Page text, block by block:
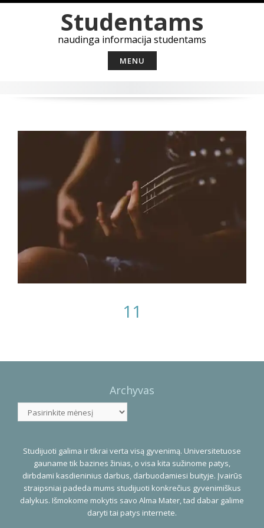
to
content
Studentams
naudinga informacija studentams
MENU
11
Navigation
Archyvas
Studijuoti galima ir tikrai verta visą gyvenimą. Universitetuose
gauname tik bazines žinias, o visa kita sužinome patys,
dirbdami kasdieninius darbus, darbuodamiesi buityje. Įvairūs
straipsniai padeda mums studijuoti konkrečius gyvenimiškus
dalykus. Išmokome mokytis savo Alma Mater, tad dabar galime
daryti tai patys internete.